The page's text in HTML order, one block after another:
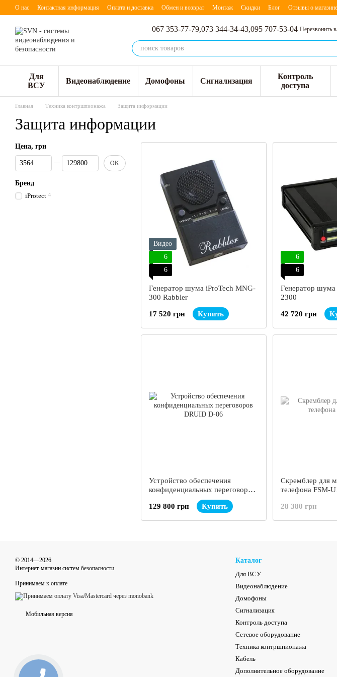
Перейти к основному контенту
О нас Контактная информация Оплата и доставка Обмен и возврат Монтаж Скидки Блог Отзывы о магазине
067 353-77-79,073 344-34-43,095 707-53-04 Перезвонить
Для
ВСУ
Видеонаблюдение Домофоны Сигнализация
Контроль
доступа
Главная Техника контршпионажа Защита информации
Защита информации
Видео
6
6
Генератор шума iProTech MNG-
300 Rabbler
17 520 грн Купить
6
6
Генератор
2300
42 720 грн
Устройство обеспечения
конфиденциальных переговоров
129 800 грн
Купить
Скремблер для
телефона FSM-
28 380 грн
Цена, грн
От Цена, грн
До Цена, грн
OK
Бренд
iProtect 4
© 2014—2026
Интернет-магазин систем безопасности
Принимаем к оплате
Мобильная версия
Каталог
Для ВСУ
Видеонаблюдение
Домофоны
Сигнализация
Контроль доступа
Сетевое оборудование
Техника контршпионажа
Кабель
Дополнительное оборудование